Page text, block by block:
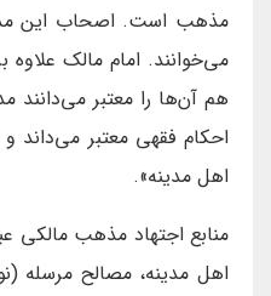
مذهب است. اصحاب اين
مى‌خوانند. امام مالك علاوه
هم آن‌ها را معتبر مى‌دانند
احكام فقهى معتبر مى‌داند
اهل مدينه».
منابع اجتهاد مذهب مالكى
اهل مدينه، مصالح مرسله